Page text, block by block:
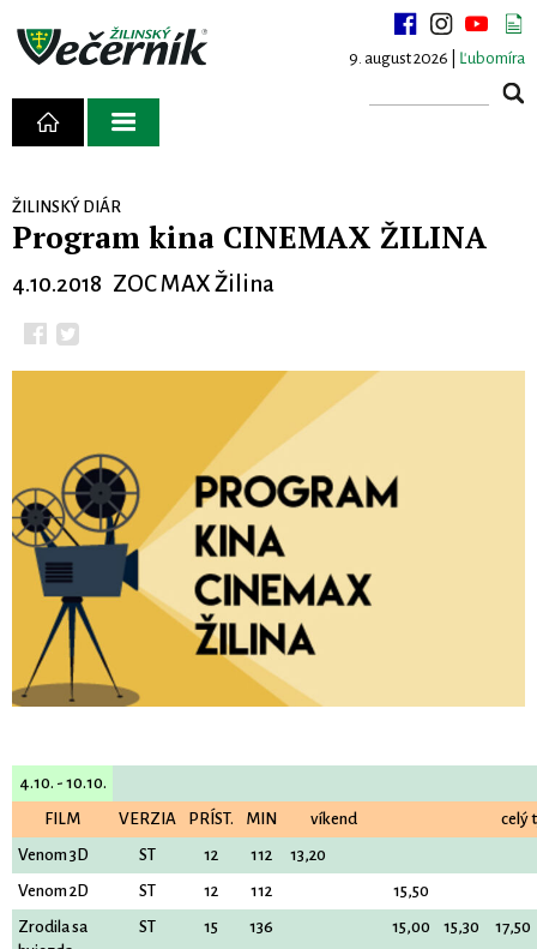
9. august 2026 | Ľubomíra
ŽILINSKÝ DIÁR
Program kina CINEMAX ŽILINA
4.10.2018 ZOC MAX Žilina
4.10. - 10.10.
FILM
VERZIA PRÍST. MIN víkend
celý
Venom 3D
ST 12 112
13,20
Venom 2D
ST 12 112
15,50
Zrodila sa
ST 15 136 15,00 15,30 17,50